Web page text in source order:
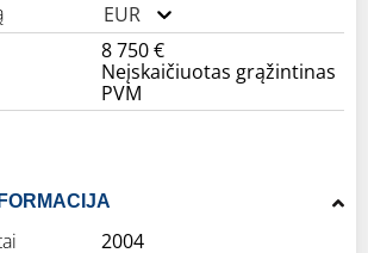
EUR
8 750 €
Neįskaičiuotas grąžintinas
PVM
2004